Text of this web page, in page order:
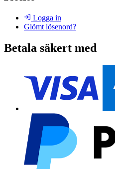
Logga in
Glömt lösenord?
Betala säkert med